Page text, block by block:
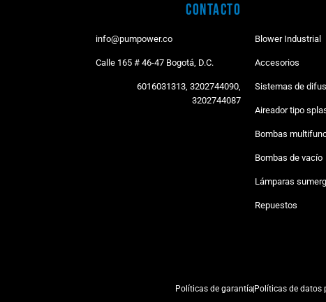
Contacto
info@pumpower.co
Calle 165 # 46-47 Bogotá, D.C.
6016031313, 3202744090,
3202744087
Blower Industrial
Accesorios
Sistemas de
Aireador tipo
Bombas
Bombas de vacío
Lámparas
Repuestos
Políticas de garantía Políticas de datos